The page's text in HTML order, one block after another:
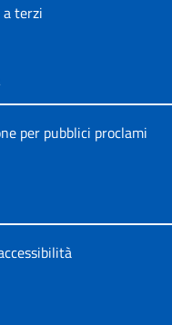
terzi
per pubblici proclami